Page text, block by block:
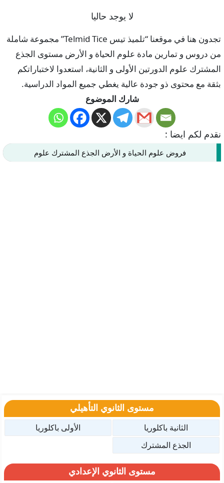
لا يوجد حاليا
تجدون هنا في موقعنا “تلميذ تيس Telmid Tice” مجموعة شاملة
من دروس و تمارين مادة علوم الحياة و الأرض مستوى الجذع
المشترك علوم الدورتين الأولى و الثانية، استعدوا لاختباراتكم
بثقة مع محتوى ذو جودة عالية يغطي جميع المواد الدراسية.
شارك الموضوع
نقدم لكم ايضا :
فروض علوم الحياة و الأرض الجذع المشترك علوم
مستوى الثانوي التأهيلي
الثانية باكلوريا
الأولى باكلوريا
الجذع المشترك
مستوى الثانوي الإعدادي